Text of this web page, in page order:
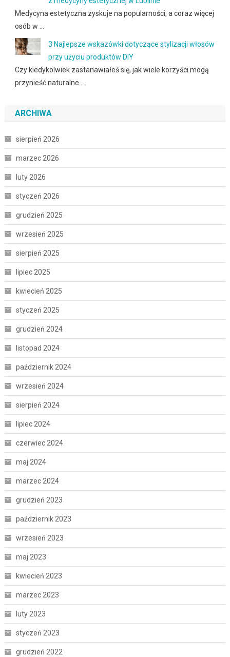
Medycyna estetyczna zyskuje na popularności, a coraz więcej
osób w …
3 Najlepsze wskazówki dotyczące stylizacji włosów
przy użyciu produktów DIY
Czy kiedykolwiek zastanawiałeś się, jak wiele korzyści mogą
przynieść naturalne …
ARCHIWA
sierpień 2026
marzec 2026
luty 2026
styczeń 2026
grudzień 2025
wrzesień 2025
sierpień 2025
lipiec 2025
kwiecień 2025
styczeń 2025
grudzień 2024
listopad 2024
październik 2024
wrzesień 2024
sierpień 2024
lipiec 2024
czerwiec 2024
maj 2024
marzec 2024
grudzień 2023
październik 2023
wrzesień 2023
maj 2023
kwiecień 2023
marzec 2023
luty 2023
styczeń 2023
grudzień 2022